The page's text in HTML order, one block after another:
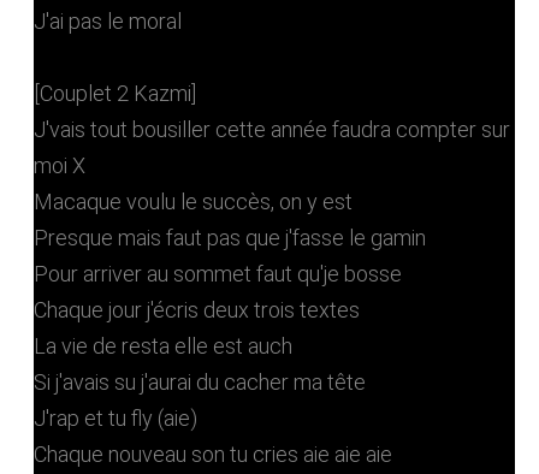
J'ai pas le moral
[Couplet 2 Kazmi]
J'vais tout bousiller cette année faudra compter sur
moi X
Macaque voulu le succès, on y est
Presque mais faut pas que j'fasse le gamin
Pour arriver au sommet faut qu'je bosse
Chaque jour j'écris deux trois textes
La vie de resta elle est auch
Si j'avais su j'aurai du cacher ma tête
J'rap et tu fly (aie)
Chaque nouveau son tu cries aie aie aie